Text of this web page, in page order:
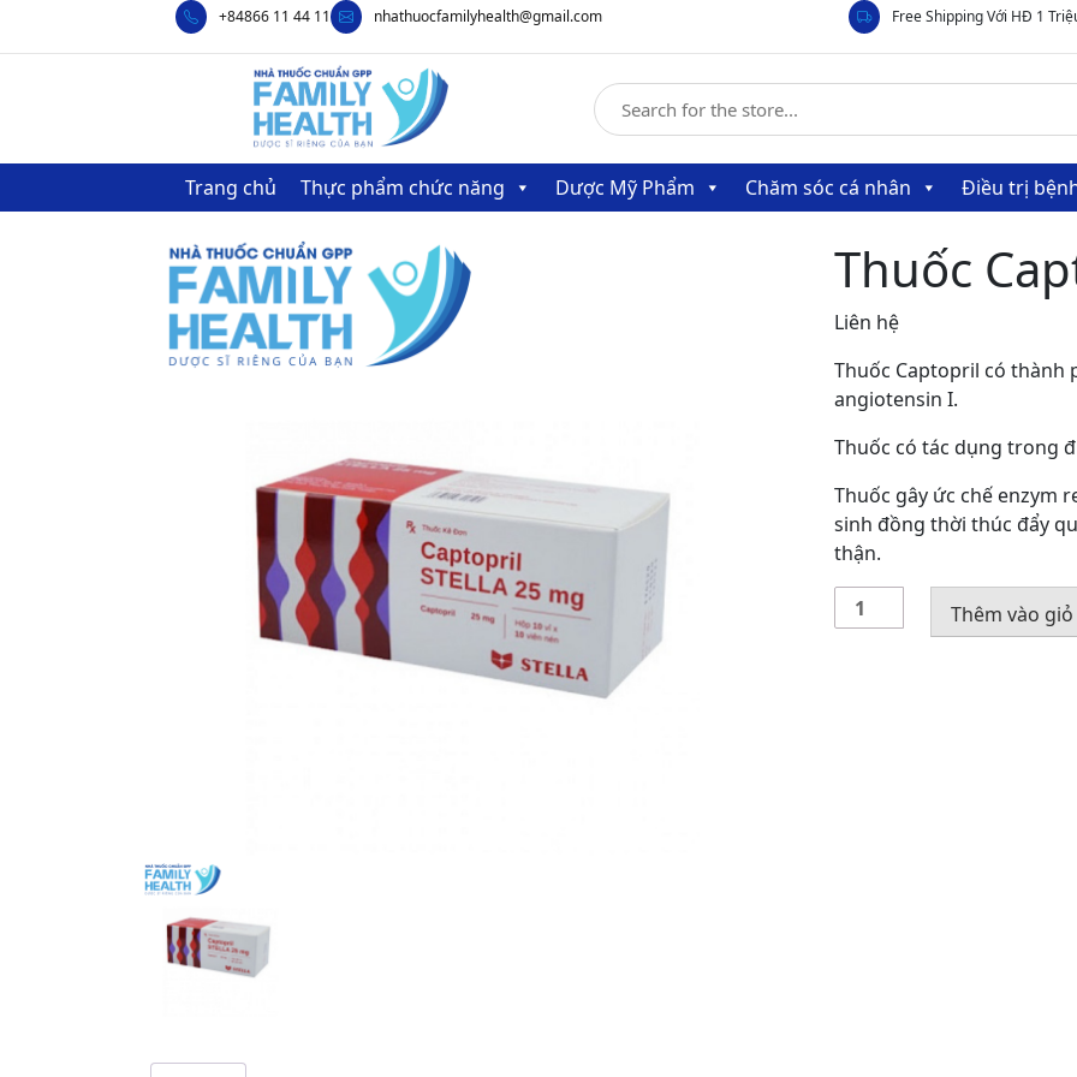
+84866 11 44 11 nhathuocfamilyhealth@gmail.com Free Shipping Với HĐ 1
Trang chủ Thực phẩm chức năng Dược Mỹ Phẩm Chăm sóc cá nhân Điều trị
Thuốc
Liên hệ
Thuốc Captopril có thành
angiotensin I.
Thuốc có tác dụng trong
Thuốc gây ức chế enzym
sinh đồng thời thúc đẩy
thận.
Thuốc
Captopril
Thêm vào